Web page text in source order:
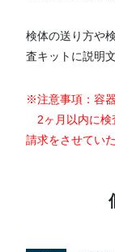
検体の送り方や
査キットに説明
※注意事項：容
2ヶ月以内に検
請求をさせてい